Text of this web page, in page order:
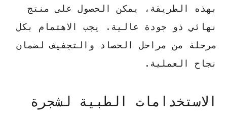
بهذه الطريقة، يمكن الحصول على منتج
نهائي ذو جودة عالية. يجب الاهتمام بكل
مرحلة من مراحل الحصاد والتجفيف لضمان
نجاح العملية.
الاستخدامات الطبية لشجرة